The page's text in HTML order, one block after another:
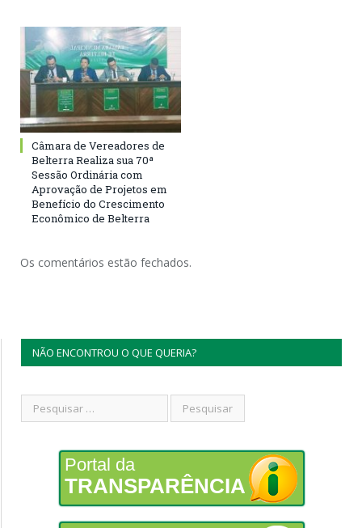
Câmara de Vereadores de
Belterra Realiza sua 70ª
Sessão Ordinária com
Aprovação de Projetos em
Benefício do Crescimento
Econômico de Belterra
Os comentários estão fechados.
NÃO ENCONTROU O QUE QUERIA?
Portal da
TRANSPARÊNCIA